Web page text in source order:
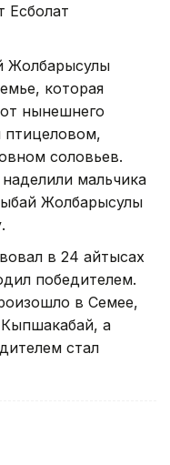
Есболат
Жолбарысулы
которая
нынешнего
птицеловом,
соловьев.
мальчика
Жолбарысулы
в 24 айтысах
победителем.
в Семее,
а
стал